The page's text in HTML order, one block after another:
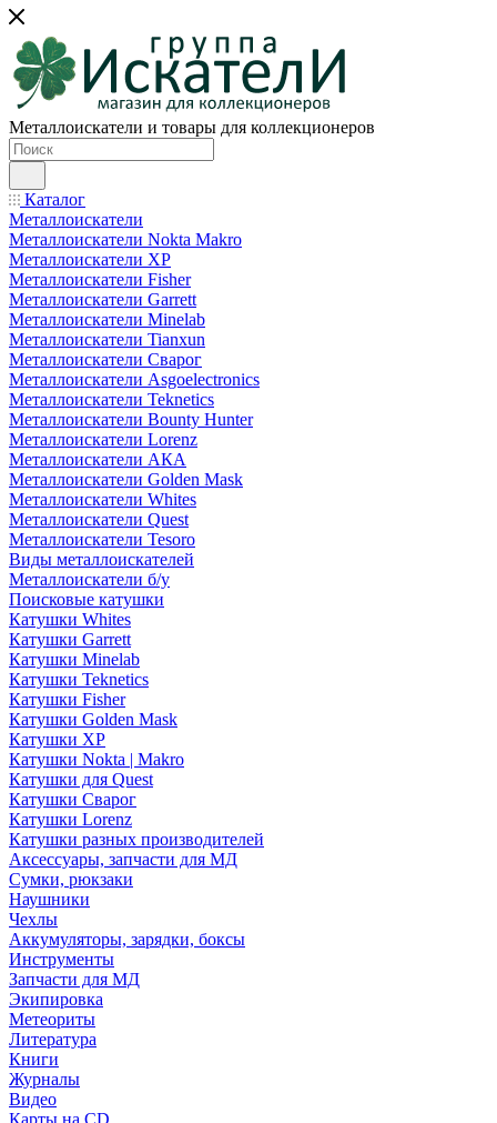
Металлоискатели и товары для коллекционеров
Каталог
Металлоискатели
Металлоискатели Nokta Makro
Металлоискатели XP
Металлоискатели Fisher
Металлоискатели Garrett
Металлоискатели Minelab
Металлоискатели Tianxun
Металлоискатели Сварог
Металлоискатели Asgoelectronics
Металлоискатели Teknetics
Металлоискатели Bounty Hunter
Металлоискатели Lorenz
Металлоискатели АКА
Металлоискатели Golden Mask
Металлоискатели Whites
Металлоискатели Quest
Металлоискатели Tesoro
Виды металлоискателей
Металлоискатели б/у
Поисковые катушки
Катушки Whites
Катушки Garrett
Катушки Minelab
Катушки Teknetics
Катушки Fisher
Катушки Golden Mask
Катушки XP
Катушки Nokta | Makro
Катушки для Quest
Катушки Сварог
Катушки Lorenz
Катушки разных производителей
Аксессуары, запчасти для МД
Сумки, рюкзаки
Наушники
Чехлы
Аккумуляторы, зарядки, боксы
Инструменты
Запчасти для МД
Экипировка
Метеориты
Литература
Книги
Журналы
Видео
Карты на CD